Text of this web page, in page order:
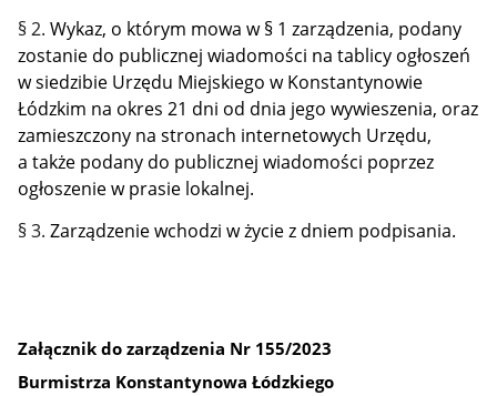
§ 2. Wykaz, o którym mowa w § 1 zarządzenia, podany
zostanie do publicznej wiadomości na tablicy ogłoszeń
w siedzibie Urzędu Miejskiego w Konstantynowie
Łódzkim na okres 21 dni od dnia jego wywieszenia, oraz
zamieszczony na stronach internetowych Urzędu,
a także podany do publicznej wiadomości poprzez
ogłoszenie w prasie lokalnej.
§ 3. Zarządzenie wchodzi w życie z dniem podpisania.
Załącznik do zarządzenia Nr 155/2023
Burmistrza Konstantynowa Łódzkiego